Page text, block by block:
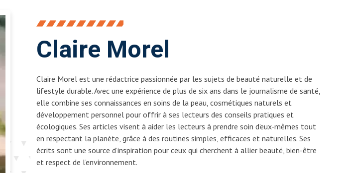
Claire Morel
Claire Morel est une rédactrice passionnée par les sujets de beauté naturelle et de
lifestyle durable. Avec une expérience de plus de six ans dans le journalisme de santé,
elle combine ses connaissances en soins de la peau, cosmétiques naturels et
développement personnel pour offrir à ses lecteurs des conseils pratiques et
écologiques. Ses articles visent à aider les lecteurs à prendre soin d’eux-mêmes tout
en respectant la planète, grâce à des routines simples, efficaces et naturelles. Ses
écrits sont une source d’inspiration pour ceux qui cherchent à allier beauté, bien-être
et respect de l’environnement.